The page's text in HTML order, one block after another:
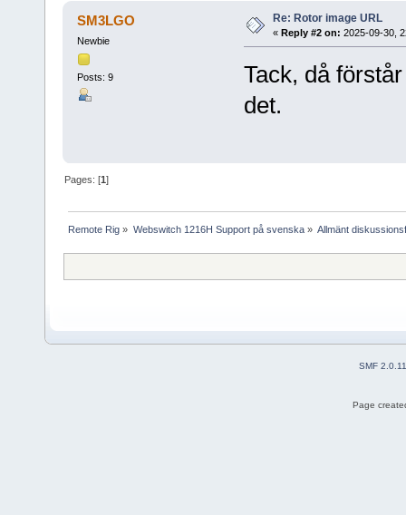
SM3LGO
Newbie
Posts: 9
Re: Rotor image URL
« Reply #2 on: 2025-09-30,
Tack, då
det.
Pages: [1]
Remote Rig » Webswitch 1216H Support på svenska» Allmänt
SMF 2.0.11
Page